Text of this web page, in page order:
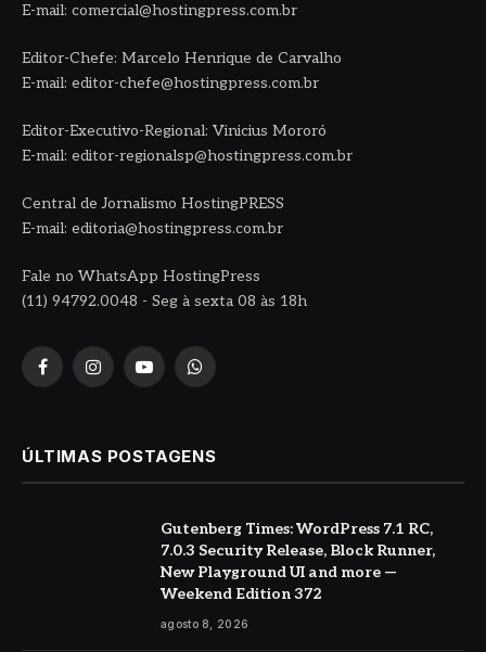
E-mail: comercial@hostingpress.com.br
Editor-Chefe: Marcelo Henrique de Carvalho
E-mail: editor-chefe@hostingpress.com.br
Editor-Executivo-Regional: Vinicius Mororó
E-mail: editor-regionalsp@hostingpress.com.br
Central de Jornalismo HostingPRESS
E-mail: editoria@hostingpress.com.br
Fale no WhatsApp HostingPress
(11) 94792.0048 - Seg à sexta 08 às 18h
FacebookInstagramYouTubeWhatsApp
ÚLTIMAS POSTAGENS
Gutenberg Times: WordPress 7.1 RC,
7.0.3 Security Release, Block Runner,
New Playground UI and more —
Weekend Edition 372
agosto 8, 2026